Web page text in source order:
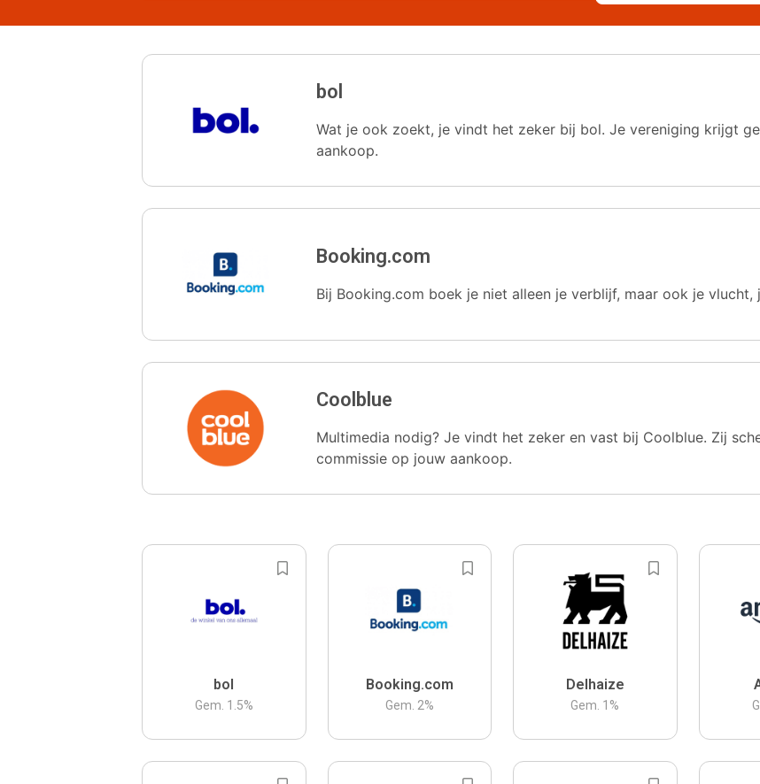
bol
Wat je ook zoekt, je vindt het zeker bij bol. Je vereniging krijgt
aankoop.
Booking.com
Bij Booking.com boek je niet alleen je verblijf, maar ook je vlucht,
Coolblue
Multimedia nodig? Je vindt het zeker en vast bij Coolblue. Zij
commissie op jouw aankoop.
bol
Gem. 1.5%
Booking.com
Gem. 2%
Delhaize
Gem. 1 %